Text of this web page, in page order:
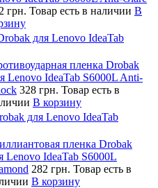
грн. Товар есть в наличии В
для Lenovo IdeaTab
пленка Drobak
Lenovo IdeaTab S6000L Anti-
328 грн. Товар есть в
В корзину
для Lenovo IdeaTab
пленка Drobak
Lenovo IdeaTab S6000L
282 грн. Товар есть в
В корзину